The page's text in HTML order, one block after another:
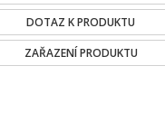
DOTAZ K PRODUKTU
ZAŘAZENÍ PRODUKTU